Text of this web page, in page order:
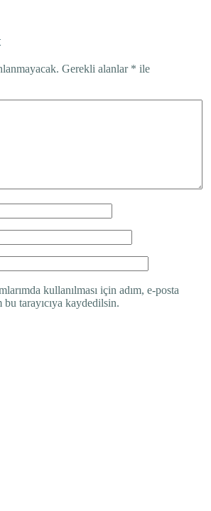
Gerekli alanlar * ile
kullanılması için adım, e-posta
tarayıcıya kaydedilsin.